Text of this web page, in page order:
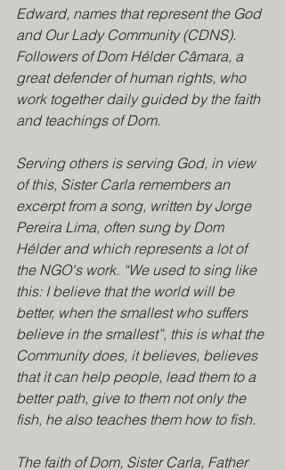
Edward, names that represent the God
and Our Lady Community (CDNS).
Followers of Dom Hélder Câmara, a
great defender of human rights, who
work together daily guided by the faith
and teachings of Dom.
Serving others is serving God, in view
of this, Sister Carla remembers an
excerpt from a song, written by Jorge
Pereira Lima, often sung by Dom
Hélder and which represents a lot of
the NGO's work. “We used to sing like
this: I believe that the world will be
better, when the smallest who suffers
believe in the smallest”, this is what the
Community does, it believes, believes
that it can help people, lead them to a
better path, give to them not only the
fish, he also teaches them how to fish.
The faith of Dom, Sister Carla, Father